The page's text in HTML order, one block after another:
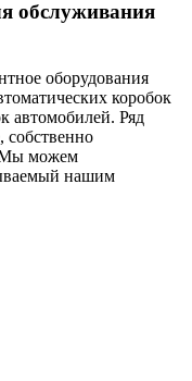
обслуживания
оборудования
коробок
автомобилей. Ряд
собственно
Мы можем
нашим